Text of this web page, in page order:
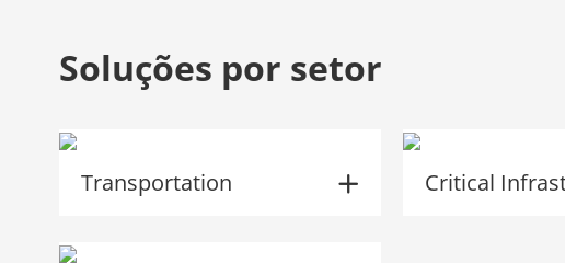
Soluções por setor
Transportation Critical